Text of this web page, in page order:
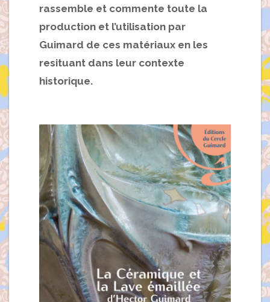
rassemble et commente toute la
production et l’utilisation par
Guimard de ces matériaux en les
resituant dans leur contexte
historique.